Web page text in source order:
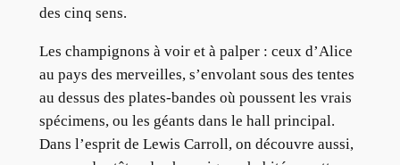
des cinq sens.
Les champignons à voir et à palper : ceux d’Alice
au pays des merveilles, s’envolant sous des tentes
au dessus des plates-bandes où poussent les vrais
spécimens, ou les géants dans le hall principal.
Dans l’esprit de Lewis Carroll, on découvre aussi,